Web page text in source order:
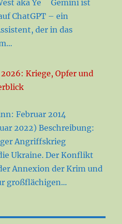
aka Ye Gemini ist
ChatGPT – ein
der in das
Kriege, Opfer und
Februar 2014
2022) Beschreibung:
Angriffskrieg
Ukraine. Der Konflikt
Annexion der Krim und
großflächigen...